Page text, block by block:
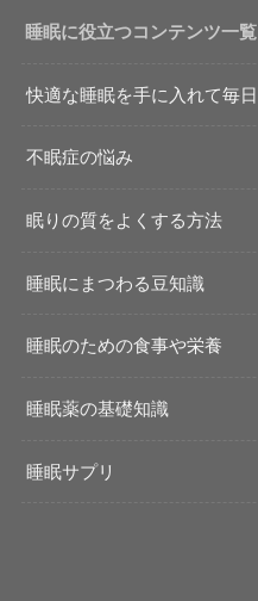
睡眠に役立つコンテンツ一覧
快適な睡眠を手に入れて毎
不眠症の悩み
眠りの質をよくする方法
睡眠にまつわる豆知識
睡眠のための食事や栄養
睡眠薬の基礎知識
睡眠サプリ